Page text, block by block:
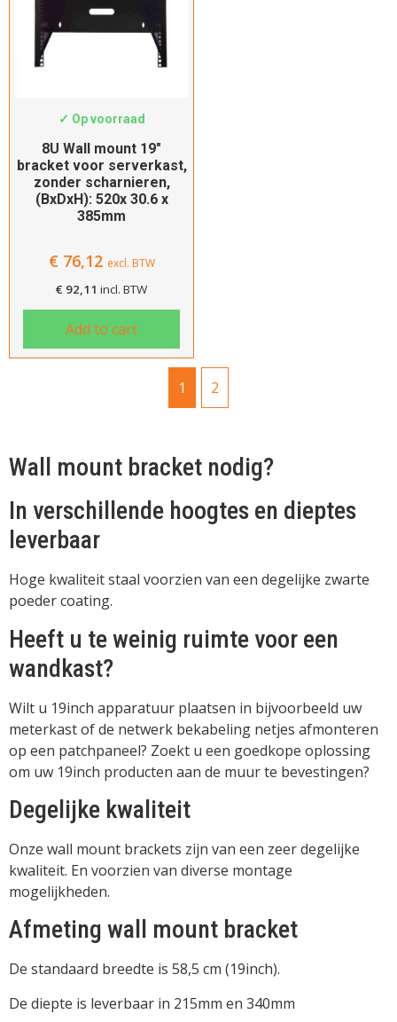
✓ Op voorraad
8U Wall mount 19″
bracket voor serverkast,
zonder scharnieren,
(BxDxH): 520x 30.6 x
385mm
€76,12 excl. BTW
€ 92,11 incl. BTW
Add to cart
1 2
Wall mount bracket nodig?
In verschillende hoogtes en dieptes
leverbaar
Hoge kwaliteit staal voorzien van een degelijke zwarte
poeder coating.
Heeft u te weinig ruimte voor een
wandkast?
Wilt u 19inch apparatuur plaatsen in bijvoorbeeld uw
meterkast of de netwerk bekabeling netjes afmonteren
op een patchpaneel? Zoekt u een goedkope oplossing
om uw 19inch producten aan de muur te bevestingen?
Degelijke kwaliteit
Onze wall mount brackets zijn van een zeer degelijke
kwaliteit. En voorzien van diverse montage
mogelijkheden.
Afmeting wall mount bracket
De standaard breedte is 58,5 cm (19inch).
De diepte is leverbaar in 215mm en 340mm
Hartelijk dank!
Verder winkelen